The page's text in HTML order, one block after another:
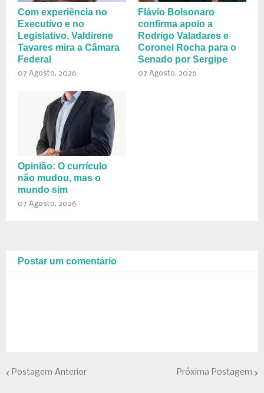
Com experiência no
Executivo e no
Legislativo, Valdirene
Tavares mira a Câmara
Federal
07 Agosto, 2026
Flávio Bolsonaro
confirma apoio a
Rodrigo Valadares e
Coronel Rocha para o
Senado por Sergipe
07 Agosto, 2026
Opinião: O currículo
não mudou, mas o
mundo sim
07 Agosto, 2026
Postar um comentário
Postagem Anterior Próxima Postagem